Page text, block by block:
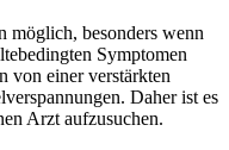
möglich, besonders⁢ wenn
⁤Symptomen
von einer verstärkten
Daher ist es
Arzt ​aufzusuchen.